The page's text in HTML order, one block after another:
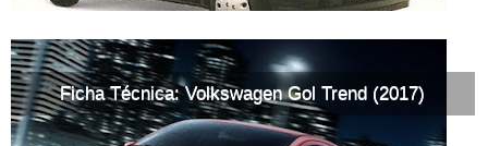
Ficha Técnica: Volkswagen Gol Trend (2017)